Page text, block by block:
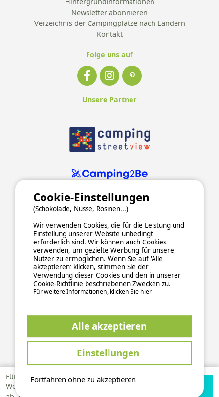
Für 1
Woche
Verfügbarkeiten
Newsletter abonnieren
Verzeichnis der Campingplätze nach Ländern
Kontakt
Folge uns auf
Unsere Partner
ALLGEMEINE NUTZUNGSBEDINGUNGEN
DATENSCHUTZERKLÄRUNGCOOKIESIMPRESSUM
Sichere und zuverlässige Zahlungsabwicklung
This site is protected by reCAPTCHA and the Google
andTerms of Serviceapply.
2026 Ucamping. All rights reserved, all media and pictures are
Fortfahren ohne zu akzeptieren
Cookie-Einstellungen
(Schokolade, Nüsse, Rosinen...)
Wir verwenden Cookies, die für die Leistung und
Einstellung unserer Website unbedingt
erforderlich sind. Wir können auch Cookies
verwenden, um gezielte Werbung für unsere
Nutzer zu ermöglichen. Wenn Sie auf 'Alle
akzeptieren' klicken, stimmen Sie der
Verwendung dieser Cookies und den in unserer
Cookie-Richtlinie beschriebenen Zwecken zu.
Für weitere Informationen, klicken Sie hier
Alle akzeptieren
Einstellungen